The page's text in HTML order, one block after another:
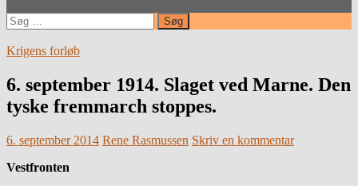
Søg
efter:
Krigens forløb
6. september 1914. Slaget ved Marne. Den
tyske fremmarch stoppes.
6. september 2014 Rene Rasmussen Skriv en kommentar
Vestfronten